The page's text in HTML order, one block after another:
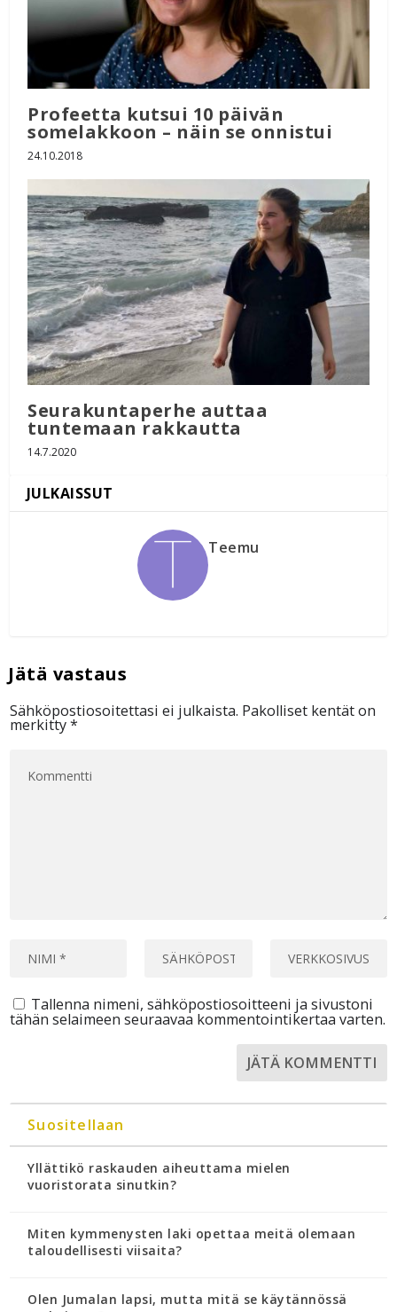
Profeetta kutsui 10 päivän
somelakkoon – näin se onnistui
24.10.2018
Seurakuntaperhe auttaa
tuntemaan rakkautta
14.7.2020
Teemu
Sähköpostiosoitettasi ei julkaista. Pakolliset kentät on
merkitty*
Tallenna nimeni, sähköpostiosoitteeni ja sivustoni
tähän selaimeen seuraavaa kommentointikertaa varten.
Suositellaan
Yllättikö raskauden aiheuttama mielen
vuoristorata sinutkin?
Miten kymmenysten laki opettaa meitä olemaan
taloudellisesti viisaita?
Olen Jumalan lapsi, mutta mitä se käytännössä